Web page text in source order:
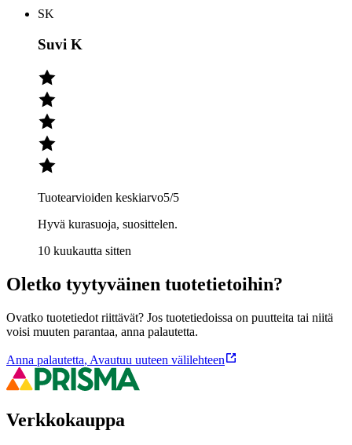
SK
Suvi K
Tuotearvioiden keskiarvo5/5
Hyvä kurasuoja, suosittelen.
10 kuukautta sitten
Oletko tyytyväinen tuotetietoihin?
Ovatko tuotetiedot riittävät? Jos tuotetiedoissa on puutteita tai niitä
voisi muuten parantaa, anna palautetta.
Anna palautetta, Avautuu uuteen välilehteen
Verkkokauppa